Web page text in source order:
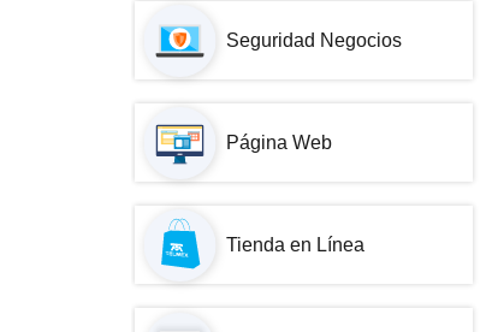
Seguridad Negocios
Página Web
Tienda en Línea